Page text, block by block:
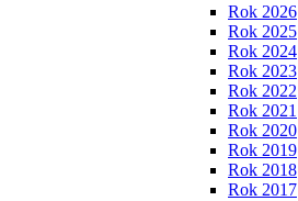
Rok 2026
Rok 2025
Rok 2024
Rok 2023
Rok 2022
Rok 2021
Rok 2020
Rok 2019
Rok 2018
Rok 2017